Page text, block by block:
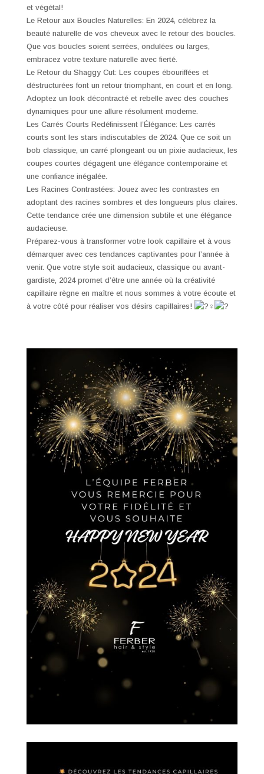
et végétal!
Le Retour aux Boucles Naturelles: En 2024, célébrez la
beauté naturelle de vos cheveux avec le retour des boucles.
Que vos boucles soient serrées, ondulées ou larges,
embracez votre texture naturelle avec fierté.
Le Retour du Shaggy Cut: Les coupes ébouriffées et
déstructurées font un retour triomphant, en court et en long.
Adoptez un look décontracté et rebelle avec des couches
dynamiques pour une allure résolument moderne.
Les Carrés Courts Redéfinissent l’Élégance: Les carrés
courts sont les stars indiscutables de 2024. Que ce soit un
bob classique, un carré plongeant ou un pixie audacieux, les
coupes courtes dégagent une élégance contemporaine et
une confiance inégalée.
Les Racines Contrastées: Jouez avec les contrastes en
adoptant des racines sombres et des longueurs plus claires.
Cette tendance crée une dimension subtile et une élégance
audacieuse.
Préparez-vous à transformer votre look capillaire et à vous
démarquer avec ces tendances captivantes pour l’année à
venir. Que votre style soit audacieux, classique ou avant-
gardiste, 2024 promet d’être une année où la créativité
capillaire règne en maître et nous sommes à votre écoute et
à votre côté pour réaliser vos désirs capillaires!